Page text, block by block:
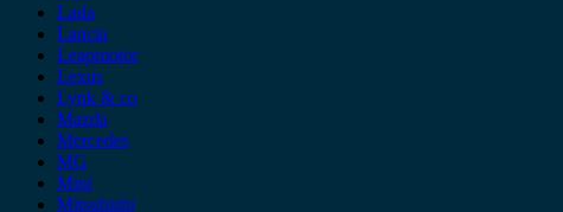
Lada
Lancia
Leapmotor
Lexus
Lynk & co
Mazda
Mercedes
MG
Mini
Mitsubishi